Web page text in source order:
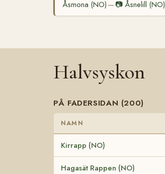
Åsmona (NO) — 📷Åsnelill (NO)
Halvsyskon
PÅ FADERSIDAN (200)
NAMN
Kirrapp (NO)
Hagasät Rappen (NO)